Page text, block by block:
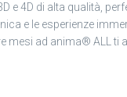
e 4D di alta qualità,
e le esperienze
mesi ad anima® ALL ti